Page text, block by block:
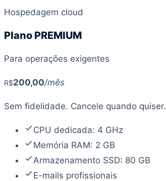
Hospedagem cloud
Plano PREMIUM
Para operações exigentes
R$200,00/mês
Sem fidelidade. Cancele quando quiser.
CPU dedicada: 4 GHz
Memória RAM: 2 GB
Armazenamento SSD: 80 GB
E-mails profissionais